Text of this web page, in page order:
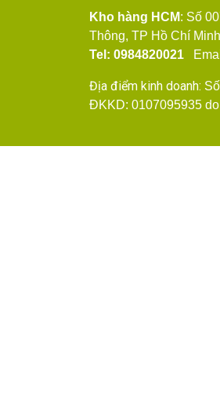
Kho hàng HCM: Số
Thông, TP Hồ Chí Minh
Tel: 0984820021
Địa điểm kinh doanh:
ĐKKD: 0107095935